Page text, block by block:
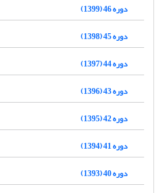
دوره 46 (1399)
دوره 45 (1398)
دوره 44 (1397)
دوره 43 (1396)
دوره 42 (1395)
دوره 41 (1394)
دوره 40 (1393)